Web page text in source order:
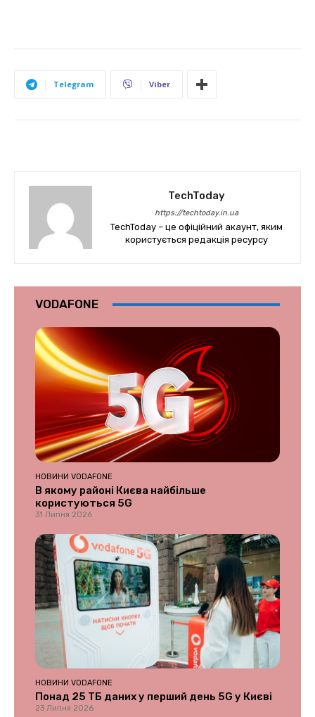
Telegram Viber
TechToday
https://techtoday.in.ua
TechToday – це офіційний акаунт, яким
користується редакція ресурсу
VODAFONE
НОВИНИ VODAFONE
В якому районі Києва найбільше
користуються 5G
31 Липня 2026
НОВИНИ VODAFONE
Понад 25 ТБ даних у перший день 5G у Києві
23 Липня 2026